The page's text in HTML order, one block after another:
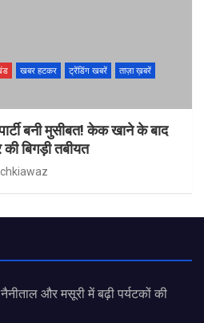
खबर हटकर ट्रेंडिंग खबरें
ताज़ा ख़बरें
बनी मुसीबत! केक खाने के बाद
की बिगड़ी तबीयत
और मसूरी में बढ़ी पर्यटकों की